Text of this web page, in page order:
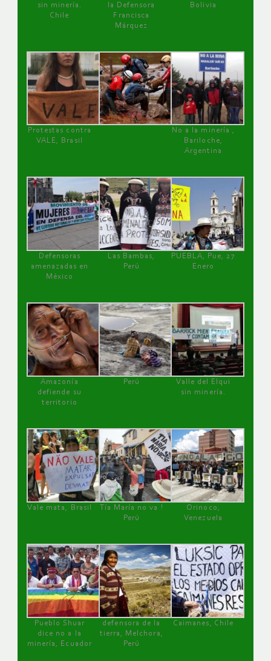
sin minería.
Chile
la Defensora
Francisca
Márquez
Bolivia
Protestas contra
VALE, Brasil
No a la minería ,
Bariloche,
Argentina
Defensoras
amenazadas en
México
Las Bambas,
Perú
PUEBLA, Pue, 27
Enero
Amazonía
defiende su
territorio
Perú
Valle del Elqui
sin minería.
Vale mata, Brasil
Tía María no va !
Perú
Orinoco,
Venezuela
Pueblo Shuar
dice no a la
minería, Ecuador
defensora de la
tierra, Melchora,
Perú
Caimanes, Chile